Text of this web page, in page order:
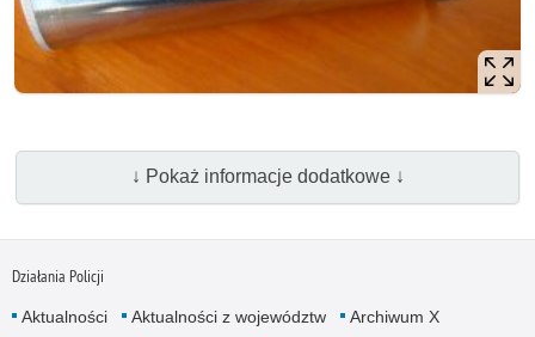
↓ Pokaż informacje dodatkowe ↓
Działania Policji
Aktualności Aktualności z województw
Archiwum X